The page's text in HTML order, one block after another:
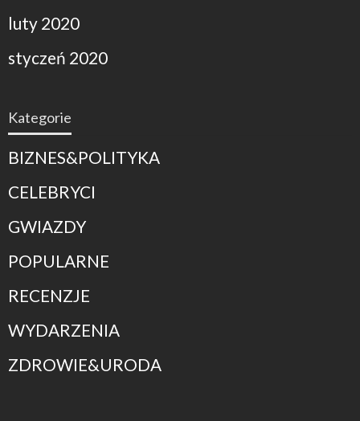
luty 2020
styczeń 2020
Kategorie
BIZNES&POLITYKA
CELEBRYCI
GWIAZDY
POPULARNE
RECENZJE
WYDARZENIA
ZDROWIE&URODA